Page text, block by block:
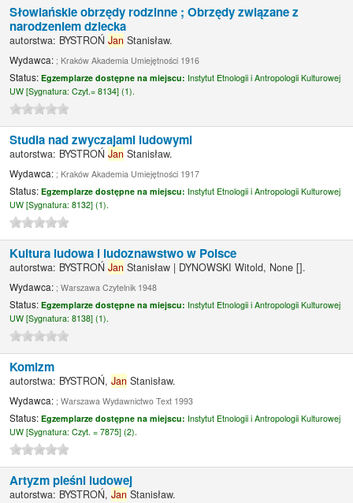
Słowiańskie obrzędy rodzinne ; Obrzędy związane z
narodzeniem dziecka
autorstwa: BYSTROŃJan Stanisław.
Wydawca: ; Kraków Akademia Umiejętności 1916
Status:Egzemplarze dostępne na miejscu: Instytut Etnologii i Antropologii Kulturowej
UW [Sygnatura:Czyt.= 8134] (1).
Studia nad zwyczajami ludowymi
autorstwa: BYSTROŃJan Stanisław.
Wydawca: ; Kraków Akademia Umiejętności 1917
Status:Egzemplarze dostępne na miejscu: Instytut Etnologii i Antropologii Kulturowej
UW [Sygnatura:8132] (1).
Kultura ludowa i ludoznawstwo w Polsce
autorstwa: BYSTROŃJan Stanisław | DYNOWSKI Witold, None [].
Wydawca: ; Warszawa Czytelnik 1948
Status:Egzemplarze dostępne na miejscu: Instytut Etnologii i Antropologii Kulturowej
UW [Sygnatura:8138] (1).
Komizm
autorstwa: BYSTROŃ,Jan Stanisław.
Wydawca: ; Warszawa Wydawnictwo Text 1993
Status:Egzemplarze dostępne na miejscu: Instytut Etnologii i Antropologii Kulturowej
UW [Sygnatura:Czyt. = 7875] (2).
Artyzm pieśni ludowej
autorstwa: BYSTROŃ,Jan Stanisław.